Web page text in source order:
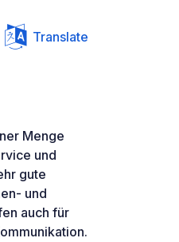
Translate
Menge
und
gute
und
auch für